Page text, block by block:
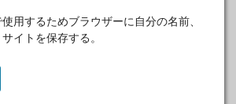
用するためブラウザーに自分の名前、
イトを保存する。